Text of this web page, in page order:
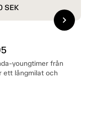
youngtimer från
ett långmilat och
SEK
chevron_right